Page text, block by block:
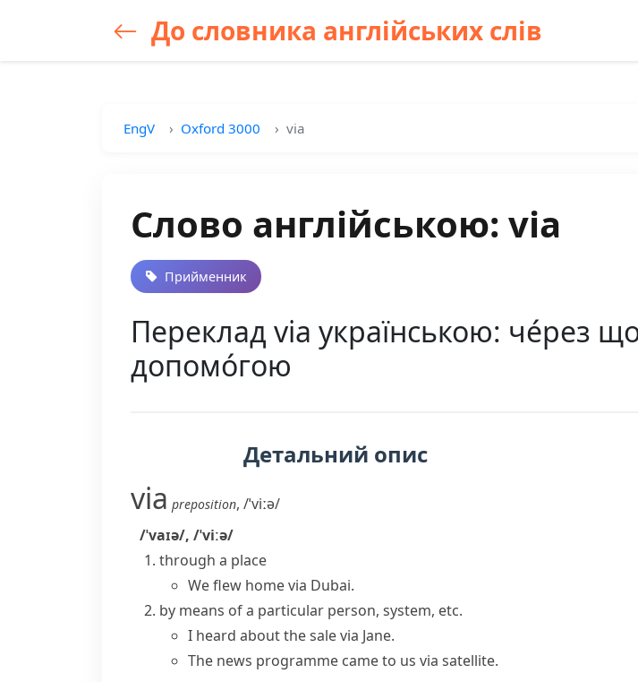
До словника англійських слів
EngV Oxford 3000 via
Слово англійською: via
Прийменник
Переклад via українською: че́рез
допомо́гою
Детальний опис
via preposition, /ˈviːə/
/ˈvaɪə/, /ˈviːə/
through a place
We flew home via Dubai.
by means of a particular person, system, etc.
I heard about the sale via Jane.
The news programme came to us via satellite.